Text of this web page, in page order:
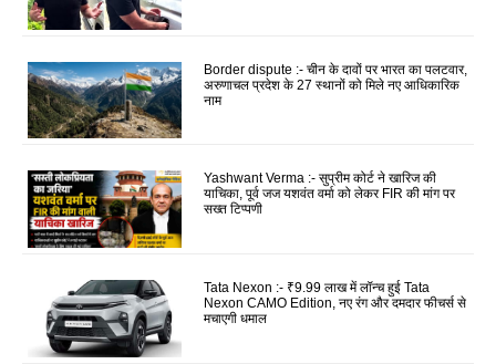
Border dispute :- चीन के दावों पर भारत का पलटवार,
अरुणाचल प्रदेश के 27 स्थानों को मिले नए आधिकारिक
नाम
Yashwant Verma :- सुप्रीम कोर्ट ने खारिज की
याचिका, पूर्व जज यशवंत वर्मा को लेकर FIR की मांग पर
सख्त टिप्पणी
Tata Nexon :- ₹9.99 लाख में लॉन्च हुई Tata
Nexon CAMO Edition, नए रंग और दमदार फीचर्स से
मचाएगी धमाल